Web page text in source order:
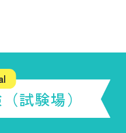
試験場）